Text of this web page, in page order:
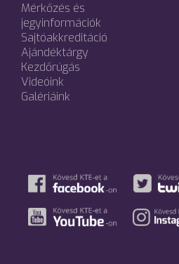
Mérkőzés és
jegyinformációk
Sajtóakkreditáció
Ajándéktárgy
Kezdőrúgás
Videóink
Galériáink